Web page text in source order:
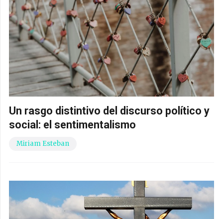
Un rasgo distintivo del discurso político y
social: el sentimentalismo
Miriam Esteban